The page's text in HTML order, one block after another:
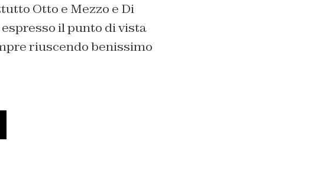
Otto e Mezzo e Di
il punto di vista
riuscendo benissimo